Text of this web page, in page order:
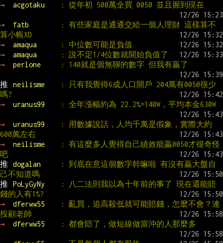
→
acgotaku : 從年初 500萬全買 0050 並且握到現在
→ fatb
: 有些家庭是通通交給一個人理財 這樣算不
算小帳XD
→
amaqua
: 中位數可能是負值
→
amaqua
: 說不定1/4位數就開始負值了
→
perlone : 140就是個無聊的數字 但我有贏了
推 neilisme
: 只有我覺得6成人口開戶 204萬有0050很少
嗎?
→
uranus99 : 全年漲幅約為 22.2%=140W，平均本金630W
→ uranus99
: 用數據說話，人均千萬是假象，實際大約
600萬左右
→
neilisme
: 有這麼多人覺得自己績效能贏0050才很奇怪
吧
推
dogalan
: 到底在意這個數字幹嘛啦 有沒有贏大盤自
己不知道嗎
推
PoLyGyNy
: 八二法則我以為十年前的事了 現在還能賠
錢的人有1%?
→
dferww55
: 亂買，追高殺低就可能賠錢，怎麼不會？連
投顧老師
→
dferww55 : 都會賠了，做短線做當沖的人那麼多